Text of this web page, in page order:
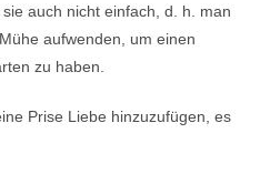
auch nicht einfach, d. h. man
aufwenden, um einen
zu haben.
Prise Liebe hinzuzufügen, es